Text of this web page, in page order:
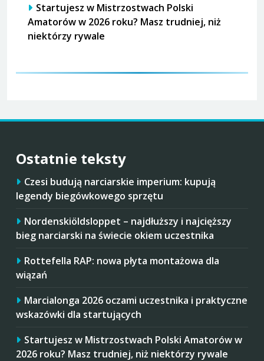
Startujesz w Mistrzostwach Polski
Amatorów w 2026 roku? Masz trudniej, niż
niektórzy rywale
Ostatnie teksty
Czesi budują narciarskie imperium: kupują
legendy biegówkowego sprzętu
Nordenskiöldsloppet – najdłuższy i najcięższy
bieg narciarski na świecie okiem uczestnika
Rottefella RAP: nowa płyta montażowa dla
wiązań
Marcialonga 2026 oczami uczestnika i praktyczne
wskazówki dla startujących
Startujesz w Mistrzostwach Polski Amatorów w
2026 roku? Masz trudniej, niż niektórzy rywale